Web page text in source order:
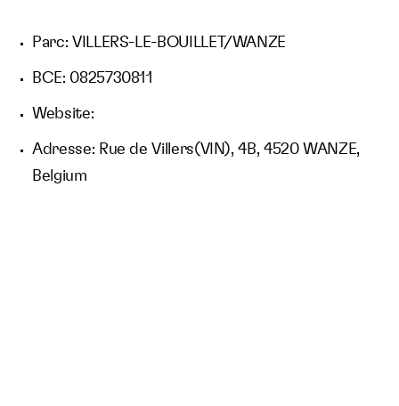
Parc: VILLERS-LE-BOUILLET/WANZE
BCE: 0825730811
Website:
Adresse: Rue de Villers(VIN), 4B, 4520 WANZE,
Belgium